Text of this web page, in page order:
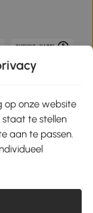
korting!
op onze website
staat te stellen
aan te passen.